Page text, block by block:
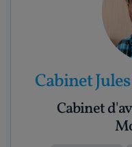
Cabinet
Cabinet